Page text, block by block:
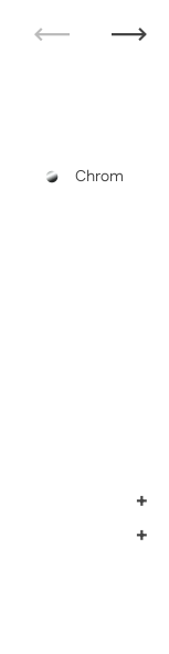
Chrom
+
+